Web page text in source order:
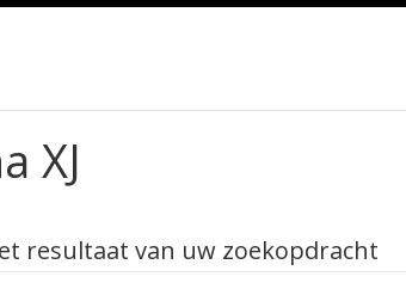
XJ
resultaat van uw zoekopdracht